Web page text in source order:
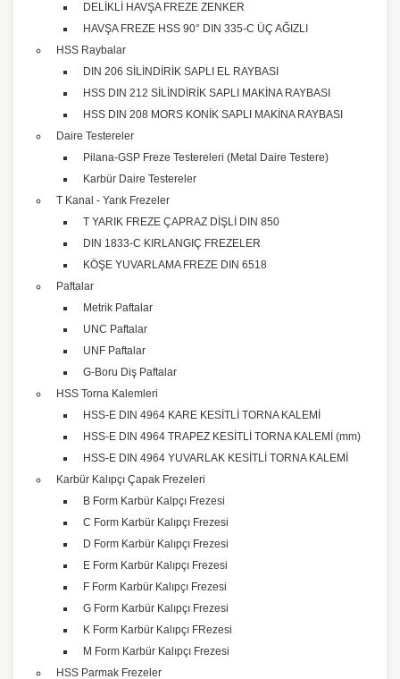
DELİKLİ HAVŞA FREZE ZENKER
HAVŞA FREZE HSS 90° DIN 335-C ÜÇ AĞIZLI
HSS Raybalar
DIN 206 SİLİNDİRİK SAPLI EL RAYBASI
HSS DIN 212 SİLİNDİRİK SAPLI MAKİNA RAYBASI
HSS DIN 208 MORS KONİK SAPLI MAKİNA RAYBASI
Daire Testereler
Pilana-GSP Freze Testereleri (Metal Daire Testere)
Karbür Daire Testereler
T Kanal - Yarık Frezeler
T YARIK FREZE ÇAPRAZ DİŞLİ DIN 850
DIN 1833-C KIRLANGIÇ FREZELER
KÖŞE YUVARLAMA FREZE DIN 6518
Paftalar
Metrik Paftalar
UNC Paftalar
UNF Paftalar
G-Boru Diş Paftalar
HSS Torna Kalemleri
HSS-E DIN 4964 KARE KESİTLİ TORNA KALEMİ
HSS-E DIN 4964 TRAPEZ KESİTLİ TORNA KALEMİ (mm)
HSS-E DIN 4964 YUVARLAK KESİTLİ TORNA KALEMİ
Karbür Kalıpçı Çapak Frezeleri
B Form Karbür Kalpçı Frezesi
C Form Karbür Kalıpçı Frezesi
D Form Karbür Kalıpçı Frezesi
E Form Karbür Kalıpçı Frezesi
F Form Karbür Kalıpçı Frezesi
G Form Karbür Kalıpçı Frezesi
K Form Karbür Kalıpçı FRezesi
M Form Karbür Kalıpçı Frezesi
HSS Parmak Frezeler